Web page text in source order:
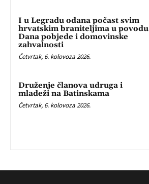
I u Legradu odana počast svim
hrvatskim braniteljima u povodu
Dana pobjede i domovinske
zahvalnosti
Četvrtak, 6. kolovoza 2026.
Druženje članova udruga i
mladeži na Batinskama
Četvrtak, 6. kolovoza 2026.